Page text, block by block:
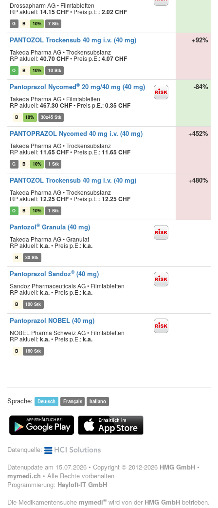
Drossapharm AG • Filmtabletten
RP aktuell:14.15 CHF• Preis p.E.:2.02 CHF
G B 10% 7 Stk
PANTOZOL Trockensub 40 mg i.v. (40 mg)
Takeda Pharma AG • Trockensubstanz
RP aktuell:40.70 CHF• Preis p.E.:4.07 CHF
O B 10% 10 Stk
+92%
Pantoprazol Nycomed® 20 mg/40 mg (40 mg)
Takeda Pharma AG • Filmtabletten
RP aktuell:467.30 CHF• Preis p.E.:0.35 CHF
B 10% 30x45 Stk
-84%
PANTOPRAZOL Nycomed 40 mg i.v. (40 mg)
Takeda Pharma AG • Trockensubstanz
RP aktuell:11.65 CHF• Preis p.E.:11.65 CHF
G B 10% 1 Stk
+452%
PANTOZOL Trockensub 40 mg i.v. (40 mg)
Takeda Pharma AG • Trockensubstanz
RP aktuell:12.25 CHF• Preis p.E.:12.25 CHF
O B 10% 1 Stk
+480%
Pantozol® Granula (40 mg)
Takeda Pharma AG • Granulat
RP aktuell:k.a.• Preis p.E.:k.a.
B 30 Stk
Pantoprazol Sandoz® (40 mg)
Sandoz Pharmaceuticals AG • Filmtabletten
RP aktuell:k.a.• Preis p.E.:k.a.
B 100 Stk
Pantoprazol NOBEL (40 mg)
NOBEL Pharma Schweiz AG • Filmtabletten
RP aktuell:k.a.• Preis p.E.:k.a.
B 160 Stk
Sprache: Deutsch Français Italiano
Datenquelle:
Datenupdate am 15.07.2026 • Copyright © 2012-2026 HMG GmbH •
mymedi.ch • Alle Rechte vorbehalten
Programmierung: Hayloft-IT GmbH
Die Medikamentensuche mymedi® wird von der HMG GmbH betrieben.